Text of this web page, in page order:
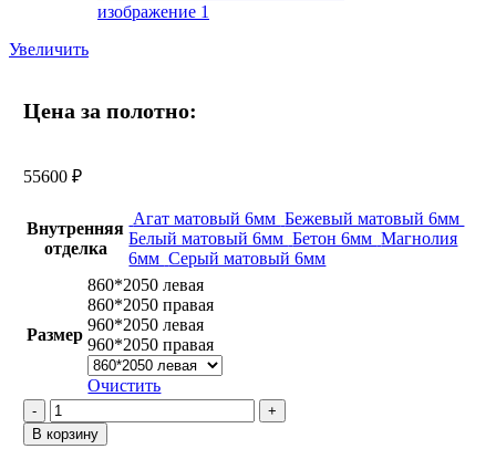
Увеличить
Цена за полотно:
55600₽
Внутренняя
отделка
Агат матовый 6мм Бежевый матовый 6мм
Белый матовый 6мм Бетон 6мм Магнолия
6мм Серый матовый 6мм
Размер
860*2050 левая
860*2050 правая
960*2050 левая
960*2050 правая
Очистить
Количество
товара
В корзину